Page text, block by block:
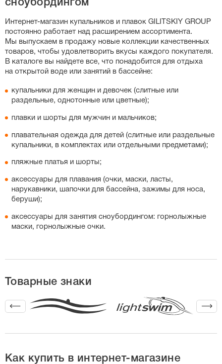
слитных купальников, особенно спортивных моделей с
если у вас высокий рост, выбирайте больший размер,
чтобы бретели не врезались в плечи. Вы также можете
свериться с нашей точной таблицей размеров на
странице каждого товара.
сноубордингом
Интернет-магазин купальников и плавок GILITSKIY GROUP
постоянно работает над расширением ассортимента.
Мы выпускаем в продажу новые коллекции качественных
товаров, чтобы удовлетворить вкусы каждого покупателя.
В каталоге вы найдете все, что понадобится для отдыха
на открытой воде или занятий в бассейне:
купальники для женщин и девочек (слитные или
раздельные, однотонные или цветные);
плавки и шорты для мужчин и мальчиков;
плавательная одежда для детей (слитные или раздельные
купальники, в комплектах или отдельными предметами);
пляжные платья и шорты;
аксессуары для плавания (очки, маски, ласты,
нарукавники, шапочки для бассейна, зажимы для носа,
беруши);
аксессуары для занятия сноубордингом: горнолыжные
маски, горнолыжные очки.
Товарные знаки
Как купить в интернет-магазине